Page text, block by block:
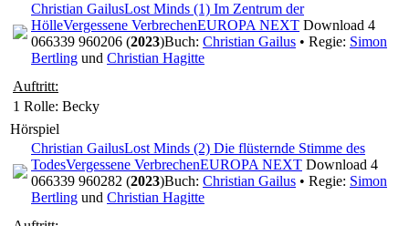
Christian GailusLost Minds (1) Im Zentrum der
HölleVergessene VerbrechenEUROPA NEXT Download 4
066339 960206 (2023)Buch: Christian Gailus • Regie: Simon
Bertling und Christian Hagitte
Auftritt:
1 Rolle: Becky
Hörspiel
Christian GailusLost Minds (2) Die flüsternde Stimme des
TodesVergessene VerbrechenEUROPA NEXT Download 4
066339 960282 (2023)Buch: Christian Gailus • Regie: Simon
Bertling und Christian Hagitte